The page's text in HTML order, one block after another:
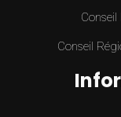
Conseil
Conseil